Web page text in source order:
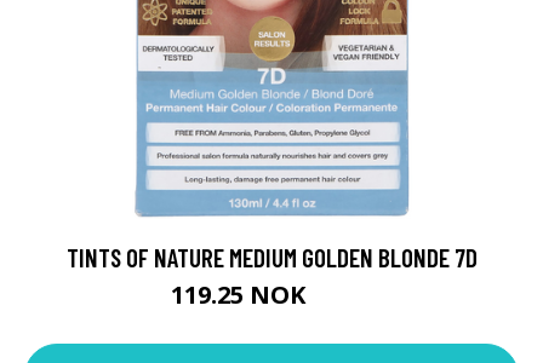
TINTS OF NATURE MEDIUM GOLDEN BLONDE 7D
119.25 NOK